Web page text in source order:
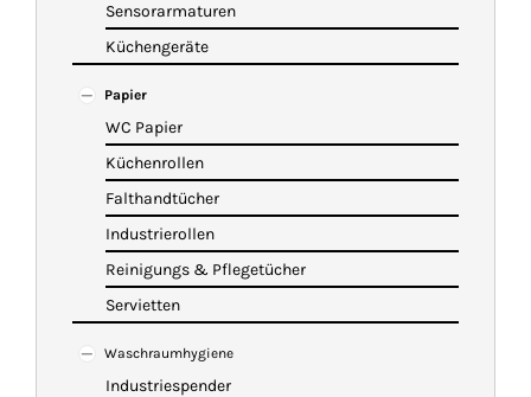
KONTAKT
SHOP
Sensorarmaturen
Küchengeräte
Papier
WC Papier
Küchenrollen
Falthandtücher
Industrierollen
Reinigungs & Pflegetücher
Servietten
Waschraumhygiene
Industriespender